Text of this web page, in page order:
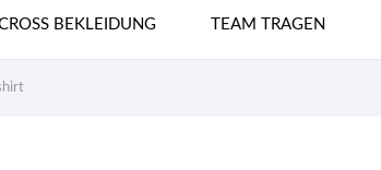
BEKLEIDUNG TEAM TRAGEN